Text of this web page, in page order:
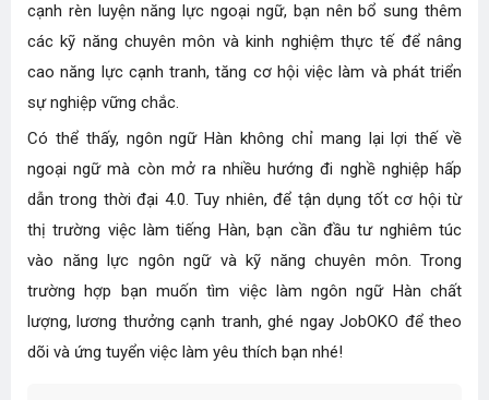
cạnh rèn luyện năng lực ngoại ngữ, bạn nên bổ sung thêm
các kỹ năng chuyên môn và kinh nghiệm thực tế để nâng
cao năng lực cạnh tranh, tăng cơ hội việc làm và phát triển
sự nghiệp vững chắc.
Có thể thấy, ngôn ngữ Hàn không chỉ mang lại lợi thế về
ngoại ngữ mà còn mở ra nhiều hướng đi nghề nghiệp hấp
dẫn trong thời đại 4.0. Tuy nhiên, để tận dụng tốt cơ hội từ
thị trường việc làm tiếng Hàn, bạn cần đầu tư nghiêm túc
vào năng lực ngôn ngữ và kỹ năng chuyên môn. Trong
trường hợp bạn muốn tìm việc làm ngôn ngữ Hàn chất
lượng, lương thưởng cạnh tranh, ghé ngay JobOKO để theo
dõi và ứng tuyển việc làm yêu thích bạn nhé!